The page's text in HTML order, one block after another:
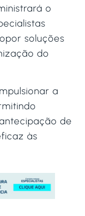
o
soluções
do
a
de
às